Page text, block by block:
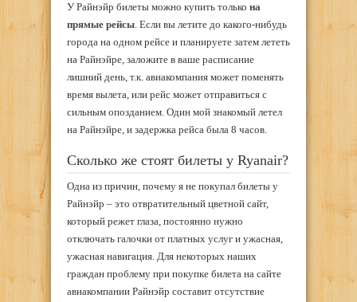
У Райнэйр билеты можно купить только на
прямые рейсы. Если вы летите до какого-нибудь
города на одном рейсе и планируете затем лететь
на Райнэйре, заложите в ваше расписание
лишний день, т.к. авиакомпания может поменять
время вылета, или рейс может отправиться с
сильным опозданием. Один мой знакомый летел
на Райнэйре, и задержка рейса была 8 часов.
Сколько же стоят билеты у Ryanair?
Одна из причин, почему я не покупал билеты у
Райнэйр – это отвратительный цветной сайт,
который режет глаза, постоянно нужно
отключать галочки от платных услуг и ужасная,
ужасная навигация. Для некоторых наших
граждан проблему при покупке билета на сайте
авиакомпании Райнэйр составит отсутствие